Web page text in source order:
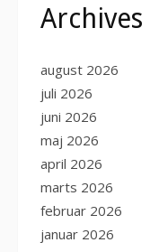
Archives
august 2026
juli 2026
juni 2026
maj 2026
april 2026
marts 2026
februar 2026
januar 2026